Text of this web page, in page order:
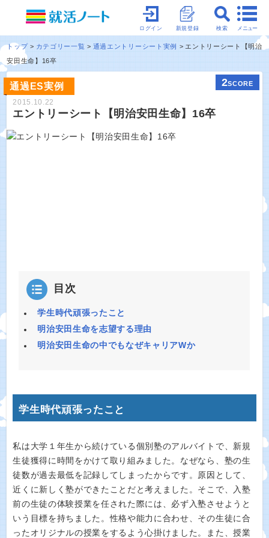
メニュー
検索
新規登録
ログイン
トップ カテゴリー一覧 通過エントリーシート実例
エントリーシート【明治
安田生命】16卒
通過ES実例 2SCORE
2015.10.22
エントリーシート【明治安田生命】16卒
目次
学生時代頑張ったこと
明治安田生命を志望する理由
明治安田生命の中でもなぜキャリアWか
学生時代頑張ったこと
私は大学１年生から続けている個別塾のアルバイトで、新規
生徒獲得に時間をかけて取り組みました。なぜなら、塾の生
徒数が過去最低を記録してしまったからです。原因として、
近くに新しく塾ができたことだと考えました。そこで、入塾
前の生徒の体験授業を任された際には、必ず入塾させようと
いう目標を持ちました。性格や能力に合わせ、その生徒に合
ったオリジナルの授業をするよう心掛けました。また、授業